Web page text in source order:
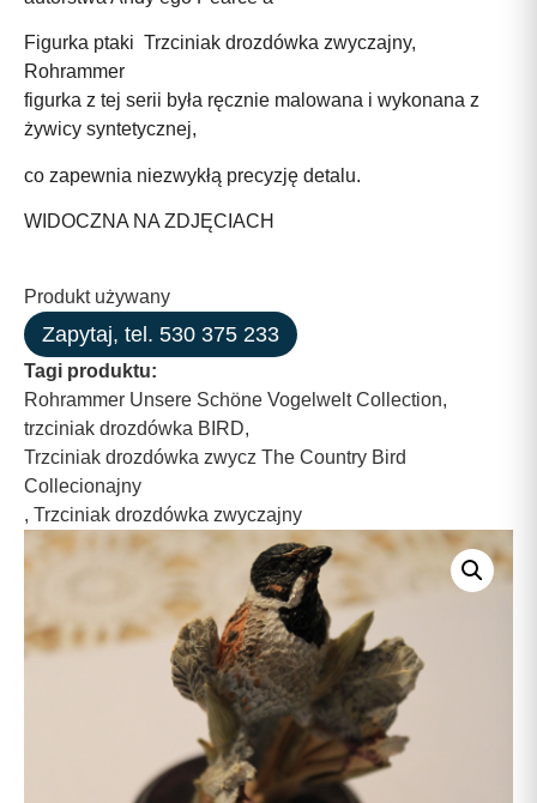
Figurka ptaki Trzciniak drozdówka zwyczajny,
Rohrammer
figurka z tej serii była ręcznie malowana i wykonana z
żywicy syntetycznej,
co zapewnia niezwykłą precyzję detalu.
WIDOCZNA NA ZDJĘCIACH
Produkt używany
Zapytaj, tel. 530 375 233
Tagi produktu:
Rohrammer Unsere Schöne Vogelwelt Collection,
trzciniak drozdówka BIRD,
Trzciniak drozdówka zwycz The Country Bird
Collecionajny
, Trzciniak drozdówka zwyczajny